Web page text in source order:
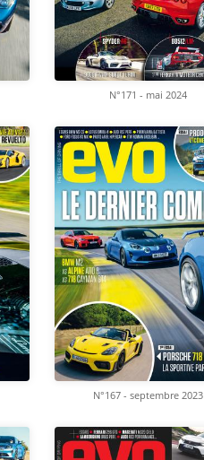
N°171 - mai 2024
N°167 - septembre 2023